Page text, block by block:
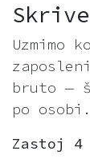
Uzmimo
bruto —
po osobi.
Zastoj 4